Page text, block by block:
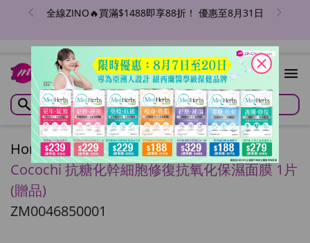
全線ZINO🔥買滿$1488即享88折！ 優惠至8月31日
Home/
Cocochi 抗糖化幹細胞修復抗氧化保濕面膜 1片
(贈品)
ZM0046850001
close